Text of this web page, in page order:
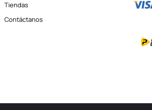
Tiendas
Contáctanos